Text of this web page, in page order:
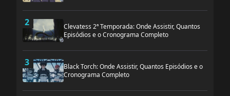
2
Clevatess 2ª Temporada: Onde Assistir, Quantos
Episódios e o Cronograma Completo
3
Black Torch: Onde Assistir, Quantos Episódios e o
Cronograma Completo